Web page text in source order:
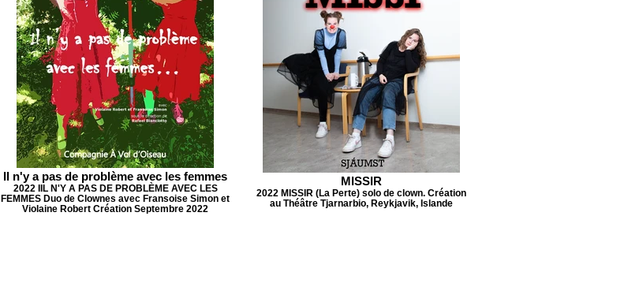
Il n'y a pas de problème avec les femmes
2022 IIL N'Y A PAS DE PROBLÈME AVEC LES
FEMMES Duo de Clownes avec Fransoise Simon et
Violaine Robert Création Septembre 2022
MISSIR
2022 MISSIR (La Perte) solo de clown. Création
au Théâtre Tjarnarbio, Reykjavik, Islande